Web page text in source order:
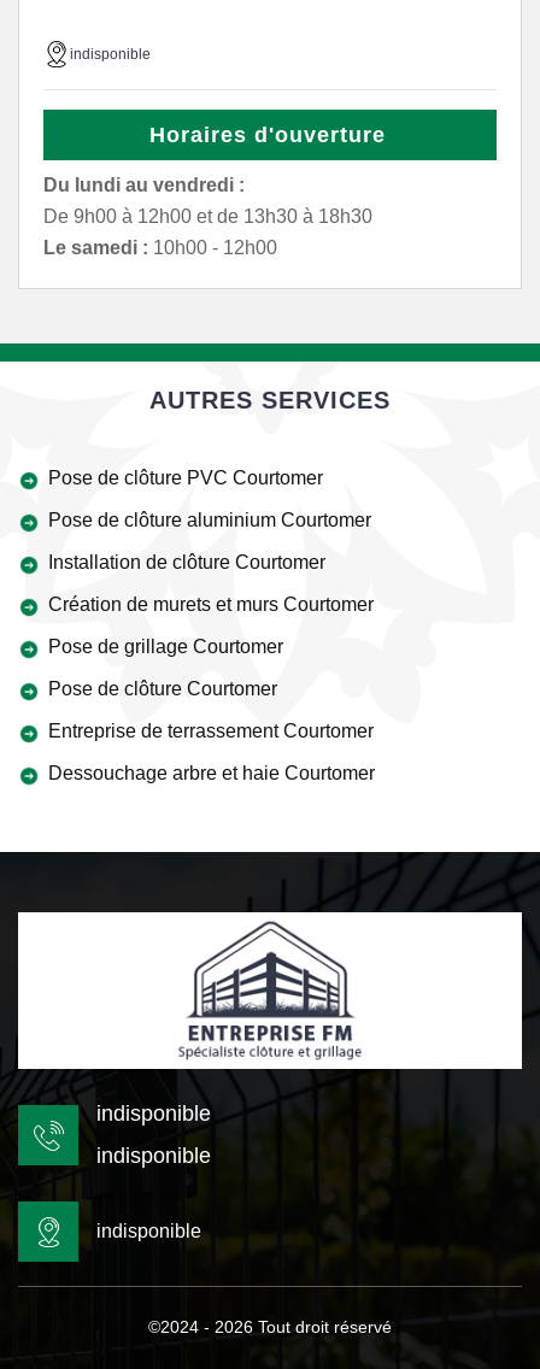
indisponible
Horaires d'ouverture
Du lundi au vendredi :
De 9h00 à 12h00 et de 13h30 à 18h30
Le samedi : 10h00 - 12h00
AUTRES SERVICES
Pose de clôture PVC Courtomer
Pose de clôture aluminium Courtomer
Installation de clôture Courtomer
Création de murets et murs Courtomer
Pose de grillage Courtomer
Pose de clôture Courtomer
Entreprise de terrassement Courtomer
Dessouchage arbre et haie Courtomer
indisponible
indisponible
indisponible
©2024 - 2026 Tout droit réservé